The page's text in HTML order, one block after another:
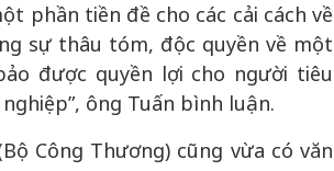
phần tiền đề cho các cải cách về
sự thâu tóm, độc quyền về một
được quyền lợi cho người tiêu
ông Tuấn bình luận.
Công Thương) cũng vừa có văn